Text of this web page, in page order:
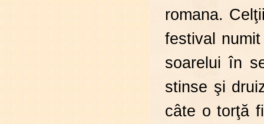
romana.
festival
soarelui în
stinse şi
câte o torţă